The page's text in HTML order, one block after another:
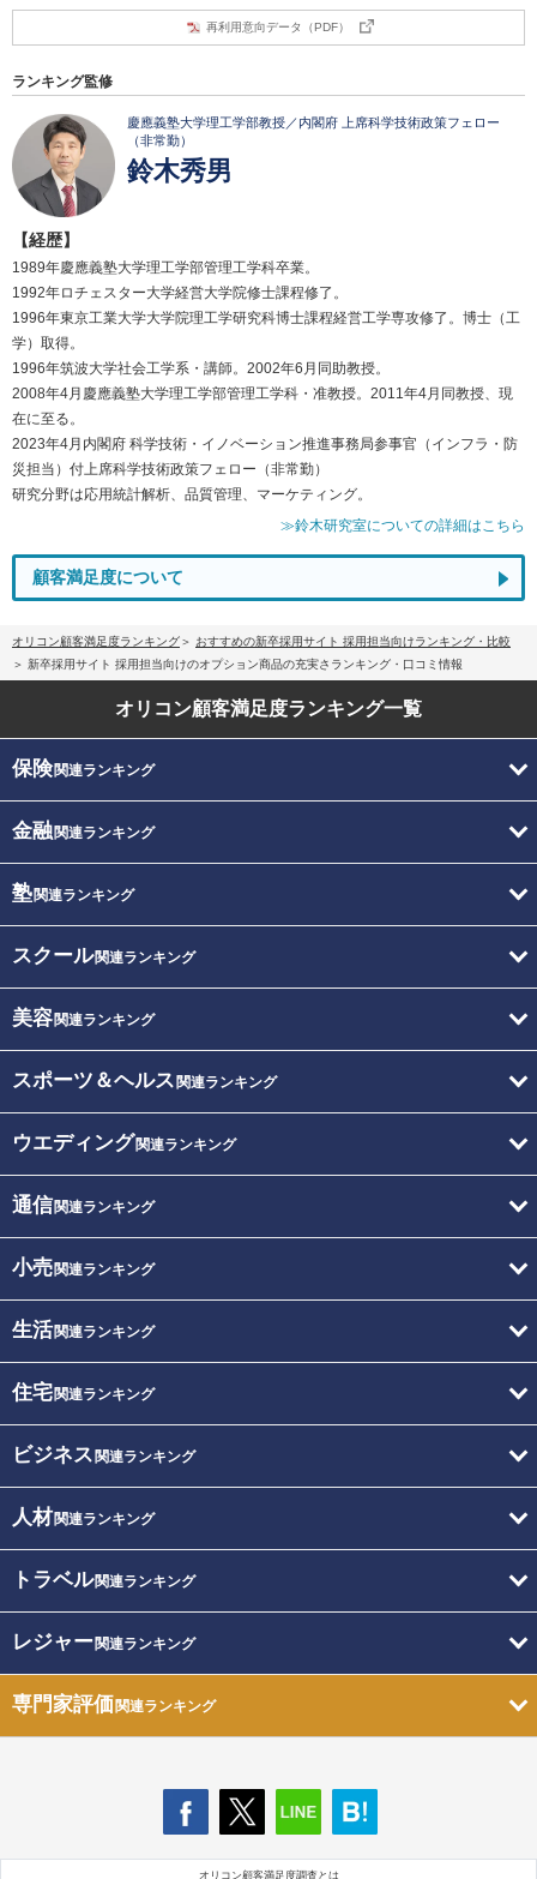
再利用意向データ（PDF）
ランキング監修
慶應義塾大学理工学部教授／内閣府 上席科学技術政策フェロー
（非常勤）
鈴木秀男
【経歴】
1989年慶應義塾大学理工学部管理工学科卒業。
1992年ロチェスター大学経営大学院修士課程修了。
1996年東京工業大学大学院理工学研究科博士課程経営工学専攻修了。博士（工
学）取得。
1996年筑波大学社会工学系・講師。2002年6月同助教授。
2008年4月慶應義塾大学理工学部管理工学科・准教授。2011年4月同教授、現
在に至る。
2023年4月内閣府 科学技術・イノベーション推進事務局参事官（インフラ・防
災担当）付上席科学技術政策フェロー（非常勤）
研究分野は応用統計解析、品質管理、マーケティング。
≫鈴木研究室についての詳細はこちら
顧客満足度について
オリコン顧客満足度ランキング
おすすめの新卒採用サイト 採用担当向けランキング・比較
新卒採用サイト 採用担当向けのオプション商品の充実さランキング・口コミ情報
オリコン顧客満足度ランキング一覧
保険関連ランキング
金融関連ランキング
塾関連ランキング
スクール関連ランキング
美容関連ランキング
スポーツ＆ヘルス 関連ランキング
ウエディング関連ランキング
通信関連ランキング
小売関連ランキング
生活関連ランキング
住宅関連ランキング
ビジネス 関連ランキング
人材関連ランキング
トラベル関連ランキング
レジャー関連ランキング
専門家評価関連ランキング
オリコン顧客満足度調査とは